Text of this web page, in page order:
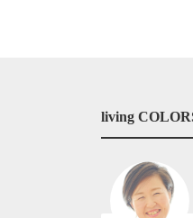
living